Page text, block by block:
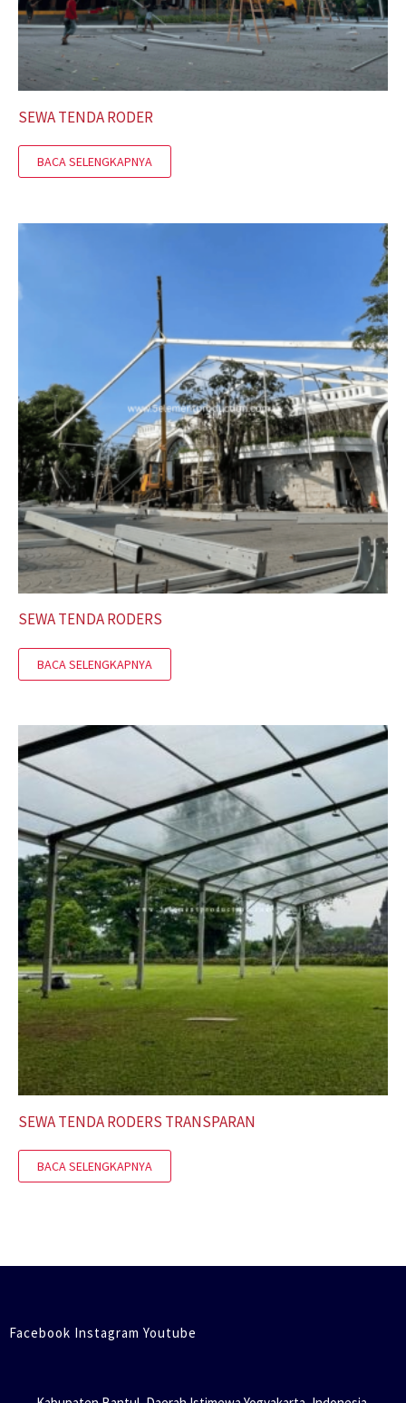
SEWA TENDA RODER
BACA SELENGKAPNYA
SEWA TENDA RODERS
BACA SELENGKAPNYA
SEWA TENDA RODERS TRANSPARAN
BACA SELENGKAPNYA
Facebook Instagram Youtube